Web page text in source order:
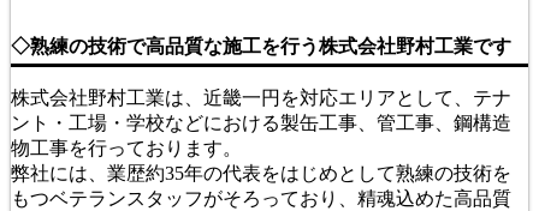
◇熟練の技術で高品質な施工を行う株式会社野村工業です
株式会社野村工業は、近畿一円を対応エリアとして、テナ
ント・工場・学校などにおける製缶工事、管工事、鋼構造
物工事を行っております。
弊社には、業歴約35年の代表をはじめとして熟練の技術を
もつベテランスタッフがそろっており、精魂込めた高品質